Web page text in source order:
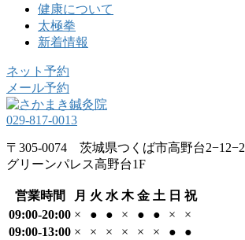
健康について
太極拳
新着情報
ネット予約
メール予約
029-817-0013
〒305-0074 茨城県つくば市高野台2−12−2
グリーンパレス高野台1F
営業時間 月 火 水 木 金 土 日 祝
09:00-20:00 × ● ● × ● ● ×
×
09:00-13:00 × × × × × × ● ●